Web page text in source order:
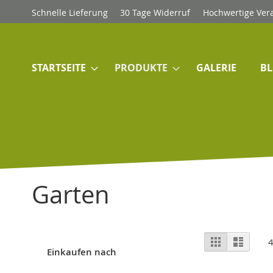
Direkt
zum
Schnelle Lieferung 30 Tage Widerruf Hochwertige
STARTSEITE PRODUKTE GALERIE
Garten
Ansicht
als
RasterListe 4
Einkaufen nach